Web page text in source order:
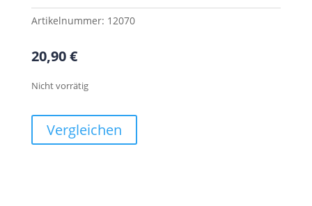
Artikelnummer: 12070
20,90€
Nicht vorrätig
Vergleichen